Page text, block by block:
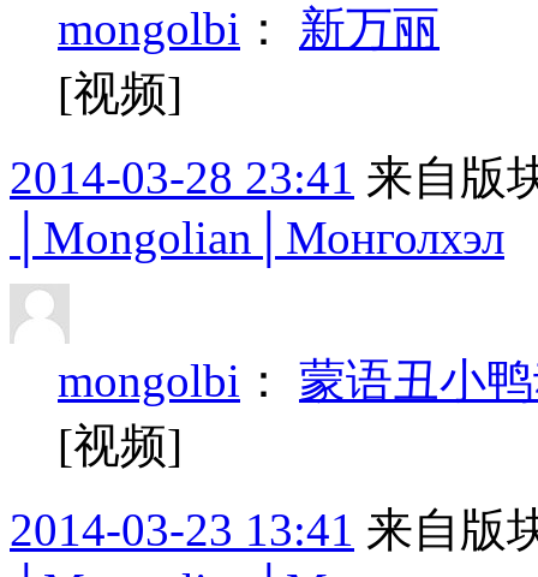
mongolbi ： 新万丽
[视频]
2014-03-28 23:41 来自版
│Mongolian│Монголхэл
mongolbi ： 蒙语丑小
[视频]
2014-03-23 13:41 来自版